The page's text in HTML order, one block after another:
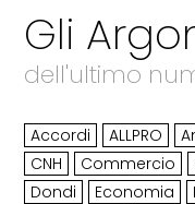
Gli
dell'ultimo
Accordi ALLPRO
CNH
Commercio
Dondi
Economia